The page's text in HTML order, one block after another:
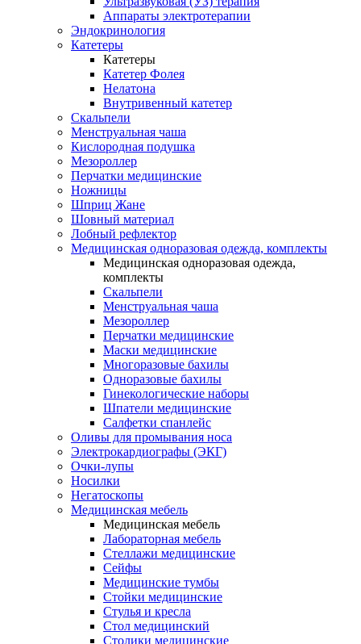
Аппараты электротерапии
Эндокринология
Катетеры
Катетеры
Катетер Фолея
Нелатона
Внутривенный катетер
Скальпели
Менструальная чаша
Кислородная подушка
Мезороллер
Перчатки медицинские
Ножницы
Шприц Жане
Шовный материал
Лобный рефлектор
Медицинская одноразовая одежда, комплекты
Медицинская одноразовая одежда,
комплекты
Скальпели
Менструальная чаша
Мезороллер
Перчатки медицинские
Маски медицинские
Многоразовые бахилы
Одноразовые бахилы
Гинекологические наборы
Шпатели медицинские
Салфетки спанлейс
Оливы для промывания носа
Электрокардиографы (ЭКГ)
Очки-лупы
Носилки
Негатоскопы
Медицинская мебель
Медицинская мебель
Лабораторная мебель
Стеллажи медицинские
Сейфы
Медицинские тумбы
Стойки медицинские
Cтулья и кресла
Стол медицинский
Столики медицинские